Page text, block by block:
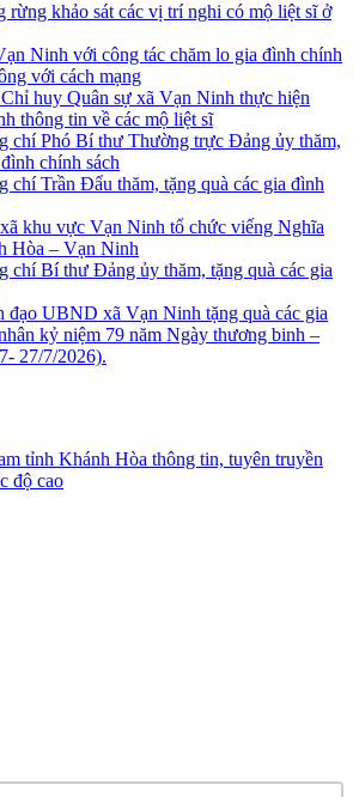
rừng khảo sát các vị trí nghi có mộ liệt sĩ ở
Ninh với công tác chăm lo gia đình chính
với cách mạng
huy Quân sự xã Vạn Ninh thực hiện
thông tin về các mộ liệt sĩ
chí Phó Bí thư Thường trực Đảng ủy thăm,
chính sách
chí Trần Đẩu thăm, tặng quà các gia đình
khu vực Vạn Ninh tổ chức viếng Nghĩa
Hòa – Vạn Ninh
chí Bí thư Đảng ủy thăm, tặng quà các gia
đạo UBND xã Vạn Ninh tặng quà các gia
kỷ niệm 79 năm Ngày thương binh –
27/7/2026).
tỉnh Khánh Hòa thông tin, tuyên truyền
độ cao